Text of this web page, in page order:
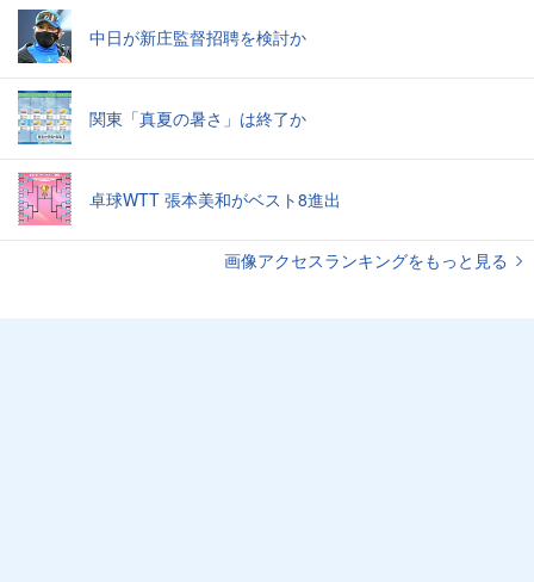
中日が新庄監督招聘を検討か
関東「真夏の暑さ」は終了か
卓球WTT 張本美和がベスト8進出
画像アクセスランキングをもっと見る